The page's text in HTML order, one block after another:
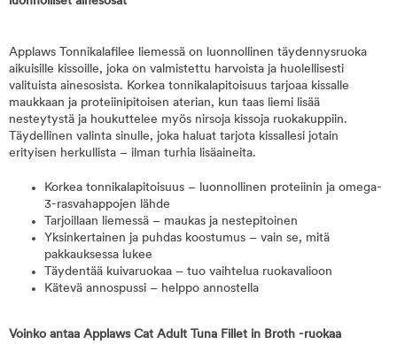
Applaws Tonnikalafilee liemessä on luonnollinen täydennysruoka
aikuisille kissoille, joka on valmistettu harvoista ja huolellisesti
valituista ainesosista. Korkea tonnikalapitoisuus tarjoaa kissalle
maukkaan ja proteiinipitoisen aterian, kun taas liemi lisää
nesteytystä ja houkuttelee myös nirsoja kissoja ruokakuppiin.
Täydellinen valinta sinulle, joka haluat tarjota kissallesi jotain
erityisen herkullista – ilman turhia lisäaineita.
Korkea tonnikalapitoisuus – luonnollinen proteiinin ja omega-
3-rasvahappojen lähde
Tarjoillaan liemessä – maukas ja nestepitoinen
Yksinkertainen ja puhdas koostumus – vain se, mitä
pakkauksessa lukee
Täydentää kuivaruokaa – tuo vaihtelua ruokavalioon
Kätevä annospussi – helppo annostella
Voinko antaa Applaws Cat Adult Tuna Fillet in Broth -ruokaa